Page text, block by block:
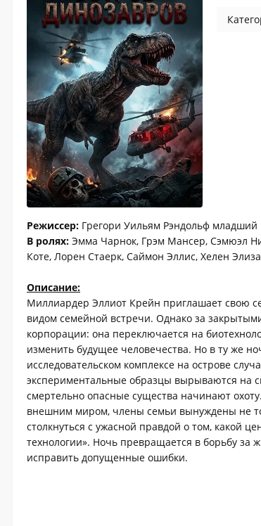
Режиссер: Грегори Уильям Рэндольф младший
В ролях: Эмма Чарнок, Грэм Мансер, Сэмюэл
Коте, Лорен Стаерк, Саймон Эллис, Хелен
Описание:
Миллиардер Эллиот Крейн приглашает свою
видом семейной встречи. Однако за
корпорации: она переключается на
изменить будущее человечества. Но в ту же
исследовательском комплексе на острове
экспериментальные образцы вырываются на
смертельно опасные существа начинают
внешним миром, члены семьи вынуждены не
столкнуться с ужасной правдой о том, какой
технологии». Ночь превращается в борьбу за
исправить допущенные ошибки.